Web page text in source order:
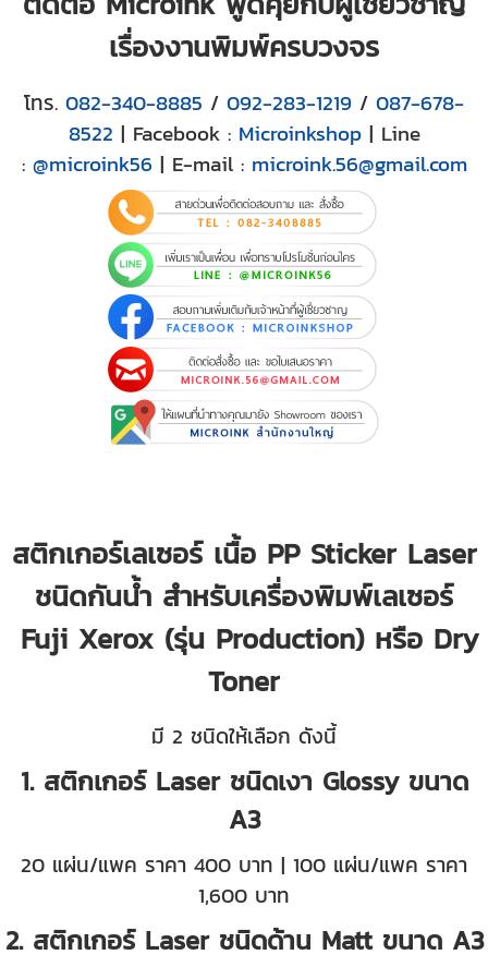
เรื่องงานพิมพ์ครบวงจร
โทร. 082-340-8885 / 092-283-1219 / 087-678-
8522 | Facebook : Microinkshop| Line
: @microink56 | E-mail : microink.56@gmail.com
สติกเกอร์เลเซอร์ เนื้อ PP Sticker Laser
ชนิดกันน้ำ สำหรับเครื่องพิมพ์เลเซอร์
Fuji Xerox (รุ่น Production) หรือ Dry
Toner
มี 2 ชนิดให้เลือก ดังนี้
1. สติกเกอร์ Laser ชนิดเงา Glossy ขนาด
A3
20 แผ่น/แพค ราคา 400 บาท | 100 แผ่น/แพค ราคา
1,600 บาท
2. สติกเกอร์ Laser ชนิดด้าน Matt ขนาด A3